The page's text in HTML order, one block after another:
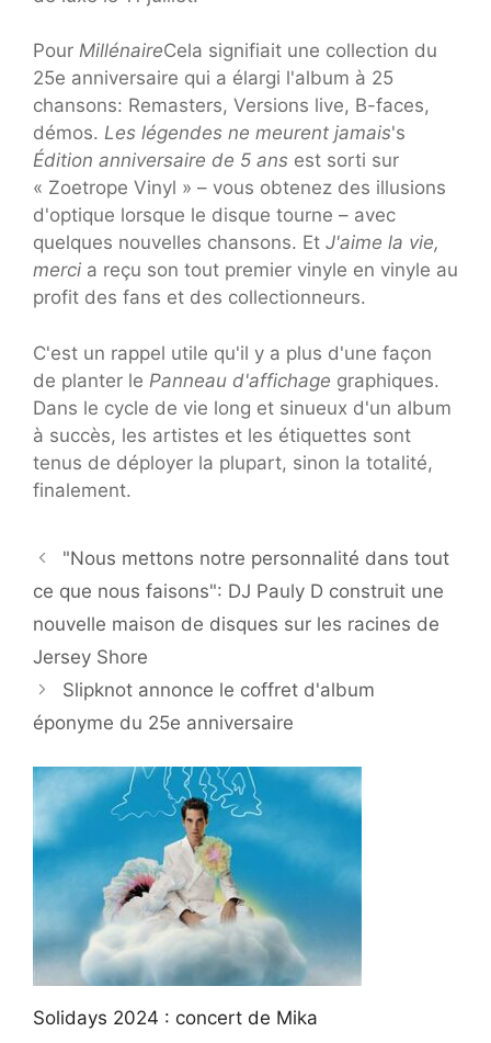
Pour MillénaireCela signifiait une collection du
25e anniversaire qui a élargi l'album à 25
chansons: Remasters, Versions live, B-faces,
démos. Les légendes ne meurent jamais's
Édition anniversaire de 5 ans est sorti sur
« Zoetrope Vinyl » – vous obtenez des illusions
d'optique lorsque le disque tourne – avec
quelques nouvelles chansons. Et J'aime la vie,
merci a reçu son tout premier vinyle en vinyle au
profit des fans et des collectionneurs.
C'est un rappel utile qu'il y a plus d'une façon
de planter le Panneau d'affichage graphiques.
Dans le cycle de vie long et sinueux d'un album
à succès, les artistes et les étiquettes sont
tenus de déployer la plupart, sinon la totalité,
finalement.
"Nous mettons notre personnalité dans tout
ce que nous faisons": DJ Pauly D construit une
nouvelle maison de disques sur les racines de
Jersey Shore
Slipknot annonce le coffret d'album
éponyme du 25e anniversaire
Solidays 2024 : concert de Mika